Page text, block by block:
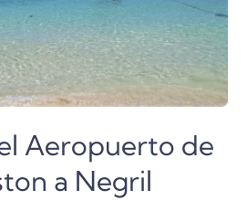
Aeropuerto de
a Negril